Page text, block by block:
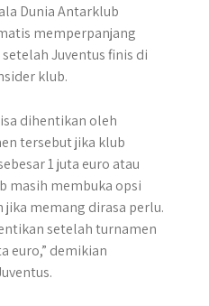
Dunia Antarklub
memperpanjang
Juventus finis di
klub.
dihentikan oleh
tersebut jika klub
1 juta euro atau
masih membuka opsi
memang dirasa perlu.
setelah turnamen
euro,” demikian